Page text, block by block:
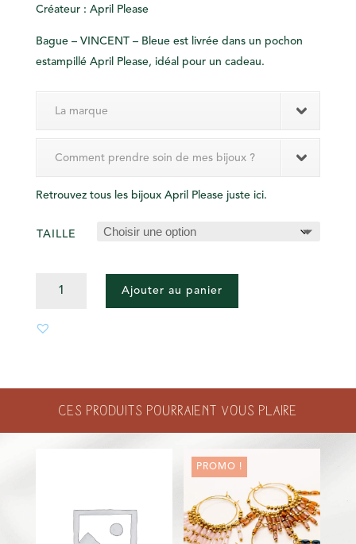
Créateur : April Please
Bague – VINCENT – Bleue est livrée dans un pochon
estampillé April Please, idéal pour un cadeau.
La marque
Comment prendre soin de mes bijoux ?
Retrouvez tous les bijoux April Please juste ici.
TAILLE
BLEUE
Ajouter au panier
Ces produits pourraient vous plaire
PROMO !